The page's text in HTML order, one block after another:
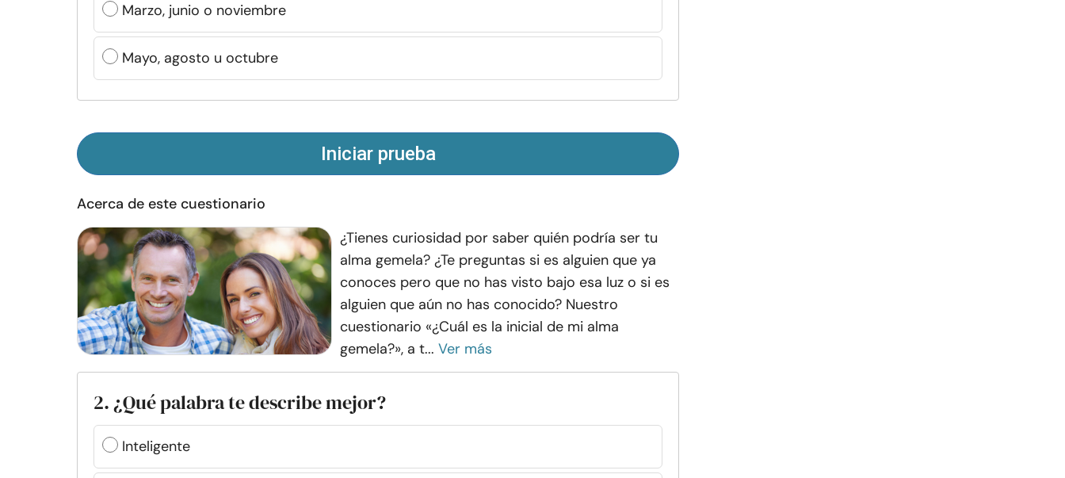
Marzo, junio o noviembre
Mayo, agosto u octubre
Iniciar prueba
Acerca de este cuestionario
¿Tienes curiosidad por saber quién podría ser tu
alma gemela? ¿Te preguntas si es alguien que ya
conoces pero que no has visto bajo esa luz o si es
alguien que aún no has conocido? Nuestro
cuestionario «¿Cuál es la inicial de mi alma
gemela?», a t... Ver más
2. ¿Qué palabra te describe mejor?
Inteligente